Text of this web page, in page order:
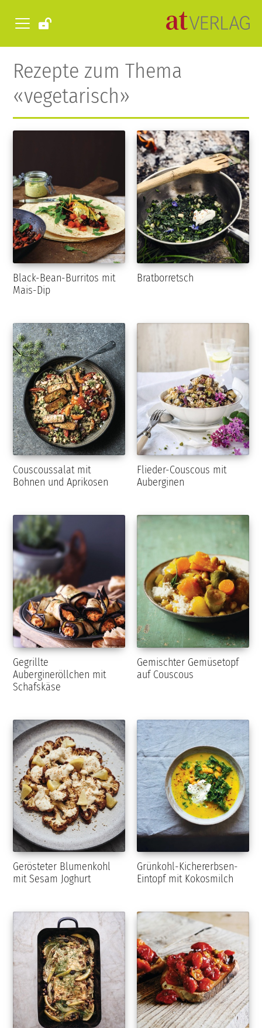
Rezepte zum Thema
«vegetarisch»
Black-Bean-Burritos mit
Mais-Dip
Bratborretsch
Couscoussalat mit
Bohnen und Aprikosen
Flieder-Couscous mit
Auberginen
Gegrillte
Aubergineröllchen mit
Schafskäse
Gemischter Gemüsetopf
auf Couscous
Gerösteter Blumenkohl
mit Sesam Joghurt
Grünkohl-Kichererbsen-
Eintopf mit Kokosmilch